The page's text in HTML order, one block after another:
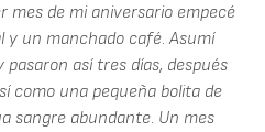
mes de mi aniversario empecé
y un manchado café. Asumí
así tres días, después
como una pequeña bolita de
sangre abundante. Un mes